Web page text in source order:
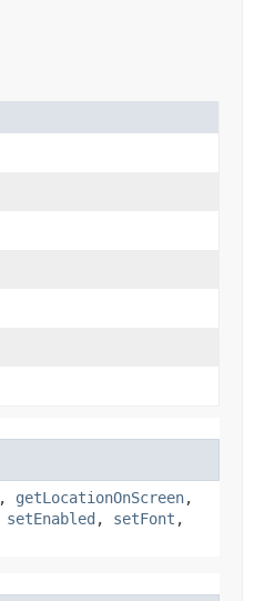
, getLocationOnScreen,
setEnabled , setFont ,